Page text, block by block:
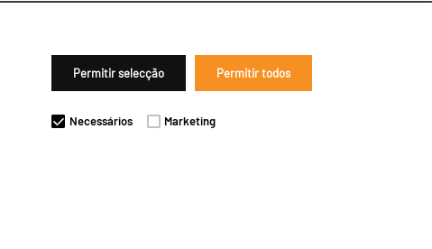
Permitir selecção Permitir todos
Necessários Marketing